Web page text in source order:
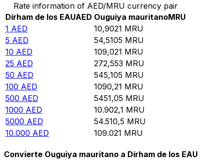
Rate information of AED/MRU currency pair
Dírham de los EAUAED Ouguiya mauritanoMRU
1 AED 10,9021 MRU
5 AED 54,5105 MRU
10 AED 109,021 MRU
25 AED 272,553 MRU
50 AED 545,105 MRU
100 AED 1090,21 MRU
500 AED 5451,05 MRU
1000 AED 10.902,1 MRU
5000 AED 54.510,5 MRU
10.000 AED 109.021 MRU
Convierte Ouguiya mauritano a Dírham de los EAU